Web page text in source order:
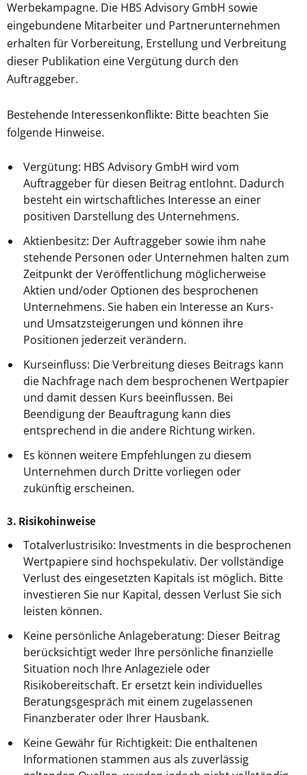
Werbekampagne. Die HBS Advisory GmbH sowie
eingebundene Mitarbeiter und Partnerunternehmen
erhalten für Vorbereitung, Erstellung und Verbreitung
dieser Publikation eine Vergütung durch den
Auftraggeber.
Bestehende Interessenkonflikte: Bitte beachten Sie
folgende Hinweise.
Vergütung: HBS Advisory GmbH wird vom
Auftraggeber für diesen Beitrag entlohnt. Dadurch
besteht ein wirtschaftliches Interesse an einer
positiven Darstellung des Unternehmens.
Aktienbesitz: Der Auftraggeber sowie ihm nahe
stehende Personen oder Unternehmen halten zum
Zeitpunkt der Veröffentlichung möglicherweise
Aktien und/oder Optionen des besprochenen
Unternehmens. Sie haben ein Interesse an Kurs-
und Umsatzsteigerungen und können ihre
Positionen jederzeit verändern.
Kurseinfluss: Die Verbreitung dieses Beitrags kann
die Nachfrage nach dem besprochenen Wertpapier
und damit dessen Kurs beeinflussen. Bei
Beendigung der Beauftragung kann dies
entsprechend in die andere Richtung wirken.
Es können weitere Empfehlungen zu diesem
Unternehmen durch Dritte vorliegen oder
zukünftig erscheinen.
3. Risikohinweise
Totalverlustrisiko: Investments in die besprochenen
Wertpapiere sind hochspekulativ. Der vollständige
Verlust des eingesetzten Kapitals ist möglich. Bitte
investieren Sie nur Kapital, dessen Verlust Sie sich
leisten können.
Keine persönliche Anlageberatung: Dieser Beitrag
berücksichtigt weder Ihre persönliche finanzielle
Situation noch Ihre Anlageziele oder
Risikobereitschaft. Er ersetzt kein individuelles
Beratungsgespräch mit einem zugelassenen
Finanzberater oder Ihrer Hausbank.
Keine Gewähr für Richtigkeit: Die enthaltenen
Informationen stammen aus als zuverlässig